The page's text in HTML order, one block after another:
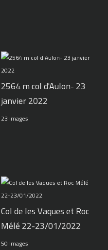
2564 m col d'Aulon- 23
janvier 2022
23 Images
Col de les Vaques et Roc
Mélé 22-23/01/2022
50 Images